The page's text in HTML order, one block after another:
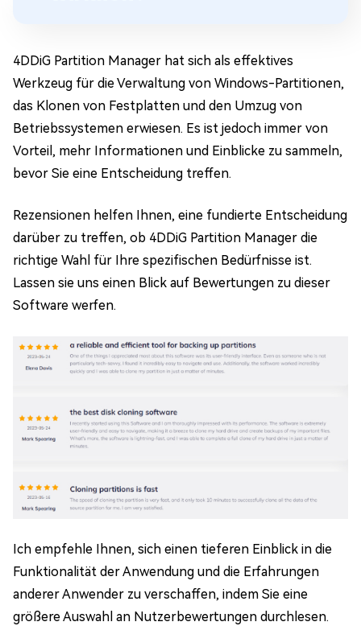
4DDiG Partition Manager hat sich als effektives
Werkzeug für die Verwaltung von Windows-Partitionen,
das Klonen von Festplatten und den Umzug von
Betriebssystemen erwiesen. Es ist jedoch immer von
Vorteil, mehr Informationen und Einblicke zu sammeln,
bevor Sie eine Entscheidung treffen.
Rezensionen helfen Ihnen, eine fundierte Entscheidung
darüber zu treffen, ob 4DDiG Partition Manager die
richtige Wahl für Ihre spezifischen Bedürfnisse ist.
Lassen sie uns einen Blick auf Bewertungen zu dieser
Software werfen.
Ich empfehle Ihnen, sich einen tieferen Einblick in die
Funktionalität der Anwendung und die Erfahrungen
anderer Anwender zu verschaffen, indem Sie eine
größere Auswahl an Nutzerbewertungen durchlesen.